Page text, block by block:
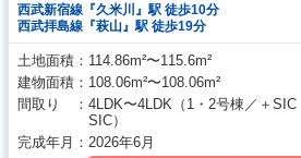
西武新宿線『久米川』駅 徒歩10分
西武拝島線『萩山』駅 徒歩19分
土地面積
114.86m²〜115.6m²
建物面積
108.06m²〜108.06m²
間取り
4LDK〜4LDK （1・2号棟／＋
SIC）
完成年月
2026年6月